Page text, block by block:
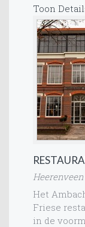
Toon
Heerenveen
Het
Friese
in de